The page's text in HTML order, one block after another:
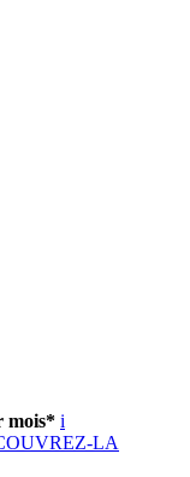
mois* i
LA